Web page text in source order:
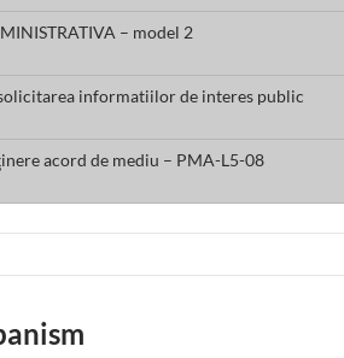
– model 2
informatiilor de interes public
acord de mediu – PMA-L5-08